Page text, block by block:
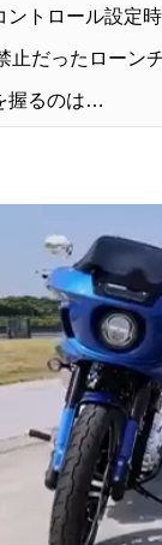
ントロール設定
止だったローン
握るのは…